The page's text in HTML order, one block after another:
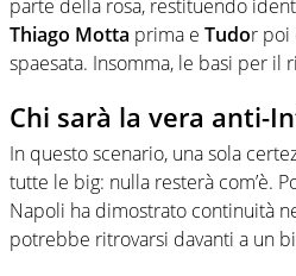
parte della rosa, restituendo
Thiago Motta prima e Tudor poi
spaesata. Insomma, le basi per il
Chi sarà la vera anti-
In questo scenario, una sola
tutte le big: nulla resterà com’è.
Napoli ha dimostrato continuità
potrebbe ritrovarsi davanti a un